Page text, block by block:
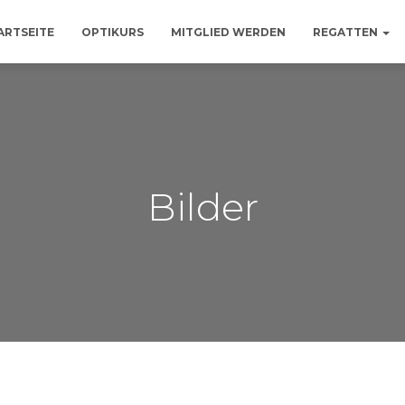
OPTIKURS MITGLIED WERDEN REGATTEN
Bilder